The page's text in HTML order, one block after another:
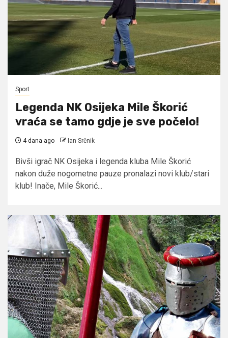
Sport
Legenda NK Osijeka Mile Škorić
vraća se tamo gdje je sve počelo!
4 dana ago Ian Srčnik
Bivši igrač NK Osijeka i legenda kluba Mile Škorić
nakon duže nogometne pauze pronalazi novi klub/stari
klub! Inače, Mile Škorić...